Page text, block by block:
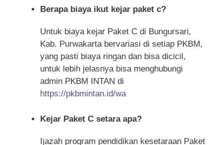
Berapa biaya ikut kejar paket c?
Untuk biaya kejar Paket C di Bungursari,
Kab. Purwakarta bervariasi di setiap PKBM,
yang pasti biaya ringan dan bisa dicicil,
untuk lebih jelasnya bisa menghubungi
admin PKBM INTAN di
https://pkbmintan.id/wa
Kejar Paket C setara apa?
Ijazah program pendidikan kesetaraan Paket